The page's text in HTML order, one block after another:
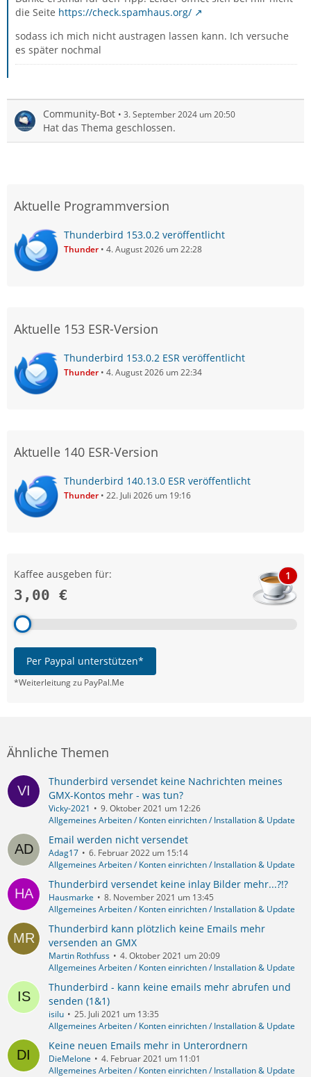
die Seite https://check.spamhaus.org/
sodass ich mich nicht austragen lassen kann. Ich versuche
es später nochmal
Community-Bot 3. September 2024 um 20:50
Hat das Thema geschlossen.
Aktuelle Programmversion
Thunderbird 153.0.2 veröffentlicht
Thunder 4. August 2026 um 22:28
Aktuelle 153 ESR-Version
Thunderbird 153.0.2 ESR veröffentlicht
Thunder 4. August 2026 um 22:34
Aktuelle 140 ESR-Version
Thunderbird 140.13.0 ESR veröffentlicht
Thunder 22. Juli 2026 um 19:16
Kaffee ausgeben für:
3,00 €
1
Per Paypal unterstützen*
*Weiterleitung zu PayPal.Me
Ähnliche Themen
Thunderbird versendet keine Nachrichten meines
GMX-Kontos mehr - was tun?
Vicky-2021
9. Oktober 2021 um 12:26
Allgemeines Arbeiten / Konten einrichten / Installation & Update
Email werden nicht versendet
Adag17
6. Februar 2022 um 15:14
Allgemeines Arbeiten / Konten einrichten / Installation & Update
Thunderbird versendet keine inlay Bilder mehr...?!?
Hausmarke
8. November 2021 um 13:45
Allgemeines Arbeiten / Konten einrichten / Installation & Update
Thunderbird kann plötzlich keine Emails mehr
versenden an GMX
Martin Rothfuss
4. Oktober 2021 um 20:09
Allgemeines Arbeiten / Konten einrichten / Installation & Update
Thunderbird - kann keine emails mehr abrufen und
senden (1&1)
isilu
25. Juli 2021 um 13:35
Allgemeines Arbeiten / Konten einrichten / Installation & Update
Keine neuen Emails mehr in Unterordnern
DieMelone
4. Februar 2021 um 11:01
Allgemeines Arbeiten / Konten einrichten / Installation & Update